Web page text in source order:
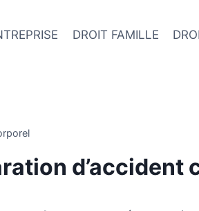
DROIT FAMILLE
d’accident